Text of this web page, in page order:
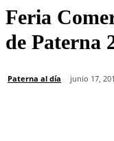
Feria
de Paterna
Paterna al día junio 17,